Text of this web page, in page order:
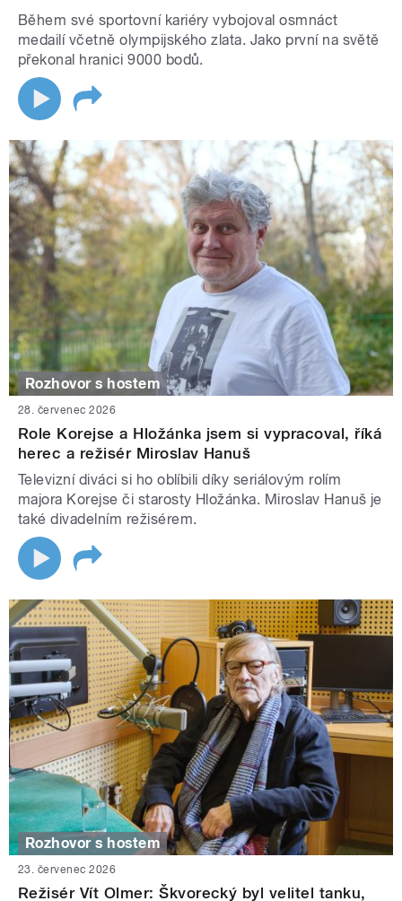
Během své sportovní kariéry vybojoval osmnáct
medailí včetně olympijského zlata. Jako první na světě
překonal hranici 9000 bodů.
Rozhovor s hostem
28. červenec 2026
Role Korejse a Hložánka jsem si vypracoval, říká
herec a režisér Miroslav Hanuš
Televizní diváci si ho oblíbili díky seriálovým rolím
majora Korejse či starosty Hložánka. Miroslav Hanuš je
také divadelním režisérem.
Rozhovor s hostem
23. červenec 2026
Režisér Vít Olmer: Škvorecký byl velitel tanku,